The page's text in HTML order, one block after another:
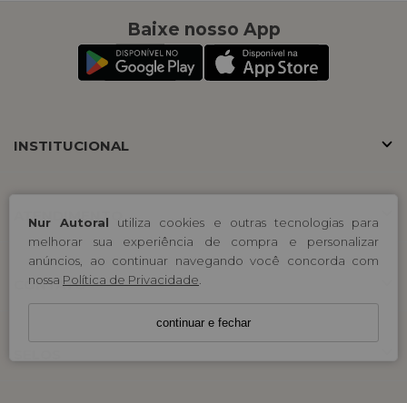
Nur Autoral utiliza cookies e outras tecnologias para
melhorar sua experiência de compra e personalizar
anúncios, ao continuar navegando você concorda com
nossa Política de Privacidade
continuar e fechar
Baixe nosso App
INSTITUCIONAL
ATENDIMENTO
CONTATO